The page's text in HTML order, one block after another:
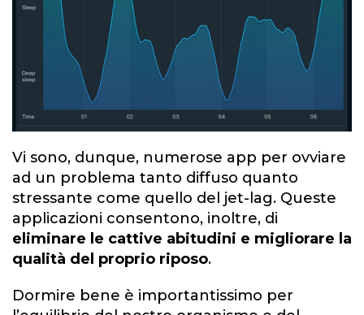
Vi sono, dunque, numerose app per ovviare
ad un problema tanto diffuso quanto
stressante come quello del jet-lag. Queste
applicazioni consentono, inoltre, di
eliminare le cattive abitudini e migliorare la
qualità del proprio riposo.
Dormire bene è importantissimo per